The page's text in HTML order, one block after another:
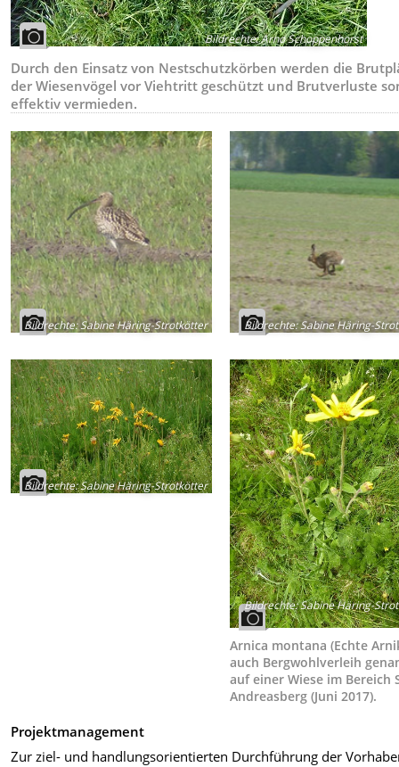
Bildrechte:Arno Schoppenhorst
Durch den Einsatz von Nestschutzkörben werden die
der Wiesenvögel vor Viehtritt geschützt und Brutverluste
effektiv vermieden.
Bildrechte:Sabine Häring-Strotkötter Bildrechte:Sabine Häring-
Bildrechte:Sabine Häring-Strotkötter
Bildrechte:Sabine Häring-
Arnica montana (Echte
auch Bergwohlverleih
auf einer Wiese im Bereich
Andreasberg (Juni 2017).
Projektmanagement
Zur ziel- und handlungsorientierten Durchführung der